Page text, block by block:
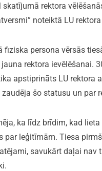
skatījumā rektora
noteiktā LU
fiziska persona vērsās
rektora ievēlēšanai.
apstiprināts LU
šo statusu un
ka līdz brīdim, kad
par leģitīmām. Tiesa
savukārt daļai